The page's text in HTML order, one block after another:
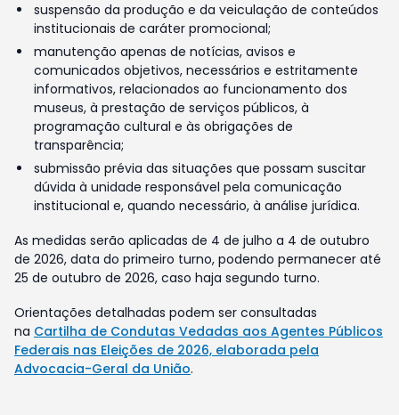
suspensão da produção e da veiculação de conteúdos
institucionais de caráter promocional;
manutenção apenas de notícias, avisos e
comunicados objetivos, necessários e estritamente
informativos, relacionados ao funcionamento dos
museus, à prestação de serviços públicos, à
programação cultural e às obrigações de
transparência;
submissão prévia das situações que possam suscitar
dúvida à unidade responsável pela comunicação
institucional e, quando necessário, à análise jurídica.
As medidas serão aplicadas de 4 de julho a 4 de outubro
de 2026, data do primeiro turno, podendo permanecer até
25 de outubro de 2026, caso haja segundo turno.
Orientações detalhadas podem ser consultadas
na Cartilha de Condutas Vedadas aos Agentes Públicos
Federais nas Eleições de 2026, elaborada pela
Advocacia-Geral da União.